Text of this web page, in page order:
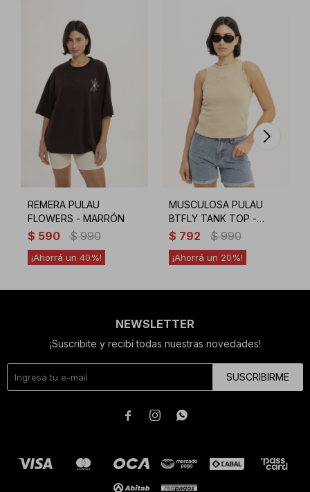
REMERA PULAU
FLOWERS - MARRÓN
$ 590 $ 990
40
MUSCULOSA PULAU
BTFLY TANK TOP -
BEIGE
$ 792 $ 990
20
NEWSLETTER
¡Suscribite y recibí todas nuestras novedades!
SUSCRIBIRME
  